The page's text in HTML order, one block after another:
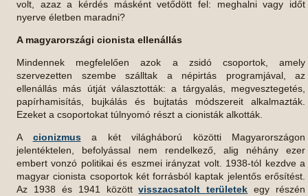
volt, azaz a kérdés másként vetődött fel: meghalni vagy időt
nyerve életben maradni?
A magyarországi cionista ellenállás
Mindennek megfelelően azok a zsidó csoportok, amely
szervezetten szembe szálltak a népirtás programjával, az
ellenállás más útját választották: a tárgyalás, megvesztegetés,
papírhamisítás, bujkálás és bujtatás módszereit alkalmazták.
Ezeket a csoportokat túlnyomó részt a cionisták alkották.
A cionizmusa két világháború közötti Magyarországon
jelentéktelen, befolyással nem rendelkező, alig néhány ezer
embert vonzó politikai és eszmei irányzat volt. 1938-tól kezdve a
magyar cionista csoportok két forrásból kaptak jelentős erősítést.
Az 1938 és 1941 közöttvisszacsatolt területek egy részén